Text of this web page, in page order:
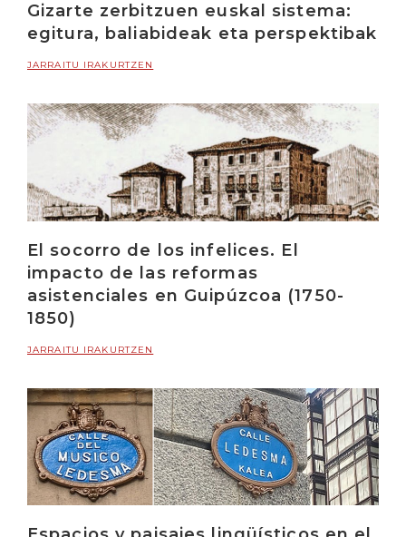
Gizarte zerbitzuen euskal sistema:
egitura, baliabideak eta perspektibak
JARRAITU IRAKURTZEN
El socorro de los infelices. El
impacto de las reformas
asistenciales en Guipúzcoa (1750-
1850)
JARRAITU IRAKURTZEN